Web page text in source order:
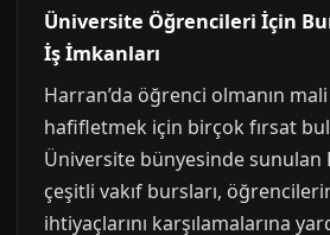
Üniversite Öğrencileri İçin
İş İmkanları
Harran’da öğrenci olmanın
hafifletmek için birçok fırsat
Üniversite bünyesinde sunulan
çeşitli vakıf bursları,
ihtiyaçlarını karşılamalarına